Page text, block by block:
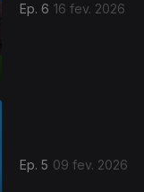
Ep. 6 16 fev. 2026
Ep. 5 09 fev. 2026